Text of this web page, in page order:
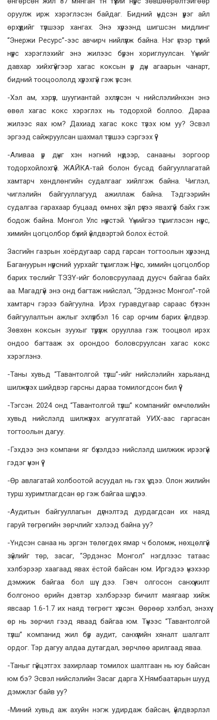
оруулж ирж хэрэглэсэн байдаг. Бидний үндсэн үүрэг айл
өрхүүдийг түлшээр хангах. Энэ хүрээнд шигшсэн мидлинг
“Энержи Ресурс”-ээс авчирч нийлүүлж байна. Нэг үгээр түүхий
нүүрс хэрэглэхийг энэ жилээс бүрэн хориглуулсан. Үүнийг
давхар хийхгүйгээр хагас коксын үр дүн агаарын чанарт,
бидний тооцоололд хүрэхгүй гэж үзсэн.
-Хэл ам, хэрүүл, шуугиантай эхлүүлсэн ч нийслэлийнхэн энэ
өвөл хагас кокс хэрэглэх нь тодорхой боллоо. Дараа
жилээс яах юм? Дахиад хагас кокс түлэх юм уу? Эсвэл
эргээд сайжруулсан шахмал түлшээ сэргээх үү?
-Аливаа үр дүнг хэн нэгний нүдээр, санааны зоргоор
тодорхойлохгүй. ЖАЙКА-тай болон бусад байгууллагатай
хамтарч хөндлөнгийн судалгааг хийлгэж байна. Чиглэл,
чиглэлийн байгууллагууд ажиллаж байна. Тэдгээрийн
судалгаа гарахаар буцаад өмнөх зүйл рүүгээ явахгүй байх гэж
бодож байна. Монгол Улс нүүрстэй. Үүнийгээ түшиглэсэн нүүрс,
химийн цогцолбор бүхий үйлдвэртэй болох ёстой.
Засгийн газрын хоёрдугаар сард гарсан тогтоолын хүрээнд
Багануурын нүүрсний уурхайг түшиглэж Нүүрс, химийн цогцолбор
барих төслийг ТЭЗҮ-ийг боловсруулаад дуусч байгаа байх
аа. Магадгүй энэ онд багтаж нийслэл, “Эрдэнэс Монгол”-той
хамтарч гэрээ байгуулна. Ирэх гуравдугаар сараас бүтээн
байгуулалтын ажлыг эхлүүлбэл 16 сар орчим барих үйлдвэр.
Зөвхөн коксын зуухыг түрүүлж орууллаа гэж тооцвол ирэх
ондоо багтааж эх орондоо боловсруулсан хагас кокс
хэрэглэнэ.
-Таны хувьд “Тавантолгой түлш”-ийг нийслэлийн харьяанд
шилжүүлэх шийдвэр гарсны дараа томилогдсон бил үү?
-Тэгсэн. 2024 онд “Тавантолгой түлш” компанийг өмчлөлийн
хувьд нийслэлд шилжүүлэх агуулгатай УИХ-аас гаргасан
тогтоолын дагуу.
-Гэхдээ энэ компани яг бүхэлдээ нийслэлд шилжиж ирээгүй
гэдэг үнэн үү?
-Өр авлагатай холбоотой асуудал нь гэх үү дээ. Олон жилийн
турш хуримтлагдсан өр гэж байгаа шүү дээ.
-Аудитын байгууллагын дүгнэлтэд дурдагдсан их наяд
гаруй төгрөгийн зөрчлийг хэлээд байна уу?
-Үндсэн санаа нь эргэн төлөгдөх ямар ч боломж, нөхцөлгүй
зүйлийг төр, засаг, “Эрдэнэс Монгол” нэгдлээс татаас
хэлбэрээр хаагаад явах ёстой байсан юм. Иргэдээ үнэхээр
дэмжиж байгаа бол шүү дээ. Гэвч олгосон санхүүжилт
болгоноо өрийн дэвтэр хэлбэрээр бичилт маягаар хийж
явсаар 1.6-1.7 их наяд төгрөгт хүрсэн. Өөрөөр хэлбэл, энэхүү
өр нь зөрчил гээд яваад байгаа юм. Түүнээс “Тавантолгой
түлш” компанид жил бүр аудит, санхүүгийн хяналт шалгалт
ордог. Тэр дагуу алдаа дутагдал, зөрчлөө арилгаад яваа.
-Таныг гүйцэтгэх захирлаар томилох шалтгаан нь юу байсан
юм бэ? Эсвэл нийслэлийн Засаг дарга Х.Нямбаатарын шууд
дэмжлэг байв уу?
-Миний хувьд аж ахуйн нэгж удирдаж байсан, үйлдвэрлэл